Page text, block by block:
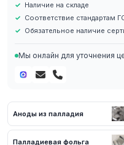
металлов платиновой
проницаемостью, высокой
стойкостью к коррозии в
Ag), ПдД-5 (Pd-Cu), ПдИ-10
ГОСТ 13462-79 (листы,
Наличие на складе
Соответствие стандартам
Обязательное наличие
Мы онлайн для уточнения
Аноды из палладия
Палладиевая фольга